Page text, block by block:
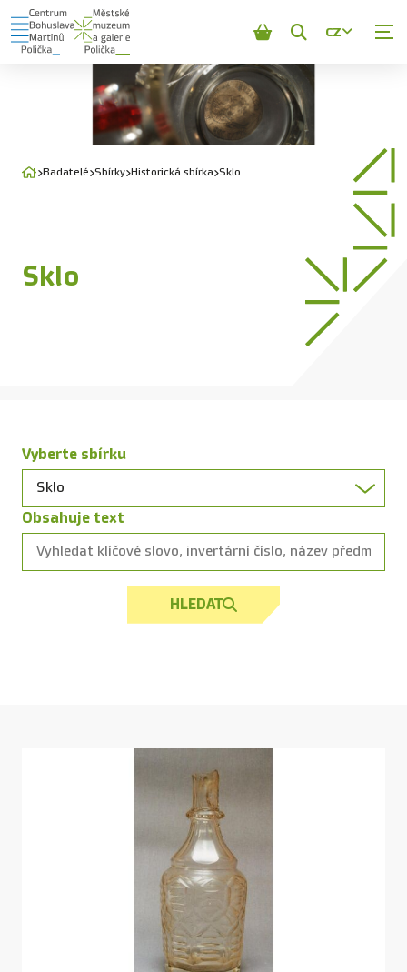
Zobrazit
vyhledávání
CZ
Badatelé Sbírky Historická sbírka Sklo
Sklo
Vyberte sbírku
Obsahuje text
HLEDAT